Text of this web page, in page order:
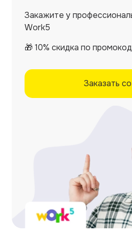
Закажите у
Work5
🎁 10% скидка по
Заказать